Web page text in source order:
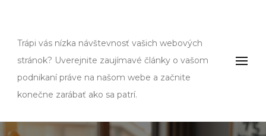
Trápi vás nízka návštevnosť vašich webových
stránok? Uverejnite zaujímavé články o vašom
podnikaní práve na našom webe a začnite
konečne zarábať ako sa patrí.